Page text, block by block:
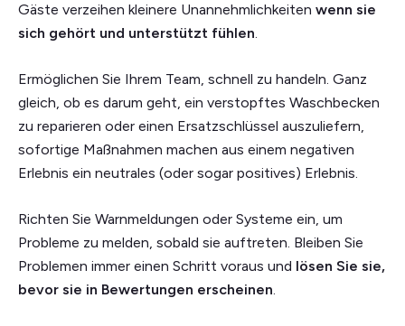
Gäste verzeihen kleinere Unannehmlichkeiten wenn sie
sich gehört und unterstützt fühlen.
Ermöglichen Sie Ihrem Team, schnell zu handeln. Ganz
gleich, ob es darum geht, ein verstopftes Waschbecken
zu reparieren oder einen Ersatzschlüssel auszuliefern,
sofortige Maßnahmen machen aus einem negativen
Erlebnis ein neutrales (oder sogar positives) Erlebnis.
Richten Sie Warnmeldungen oder Systeme ein, um
Probleme zu melden, sobald sie auftreten. Bleiben Sie
Problemen immer einen Schritt voraus und lösen Sie sie,
bevor sie in Bewertungen erscheinen.